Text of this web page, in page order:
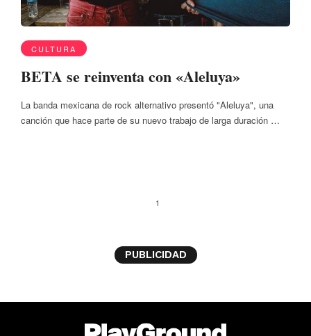
CULTURA
BETA se reinventa con «Aleluya»
La banda mexicana de rock alternativo presentó "Aleluya", una
canción que hace parte de su nuevo trabajo de larga duración …
1
PUBLICIDAD